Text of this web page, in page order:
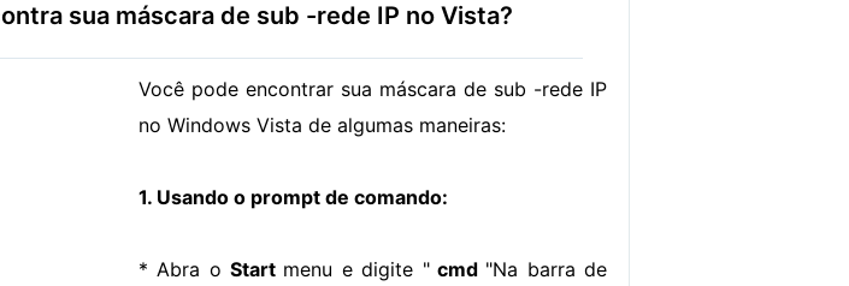
sua máscara de sub -rede IP no Vista?
Você pode encontrar sua máscara de sub -rede IP
no Windows Vista de algumas maneiras:
1. Usando o prompt de comando:
* Abra oStart menu e digite "cmd "Na barra de